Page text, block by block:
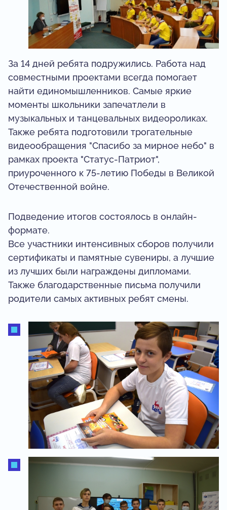
За 14 дней ребята подружились. Работа над
совместными проектами всегда помогает
найти единомышленников. Самые яркие
моменты школьники запечатлели в
музыкальных и танцевальных видеороликах.
Также ребята подготовили трогательные
видеообращения "Спасибо за мирное небо" в
рамках проекта "Статус-Патриот",
приуроченного к 75-летию Победы в Великой
Отечественной войне.
Подведение итогов состоялось в онлайн-
формате.
Все участники интенсивных сборов получили
сертификаты и памятные сувениры, а лучшие
из лучших были награждены дипломами.
Также благодарственные письма получили
родители самых активных ребят смены.